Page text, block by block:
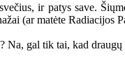
ir patys save.
(ar matėte Radiacijos
Na, gal tik tai, kad draugų